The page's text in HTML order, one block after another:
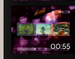
00:55